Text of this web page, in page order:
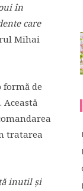
în
care
Mihai
formă de
tratarea
inutil și